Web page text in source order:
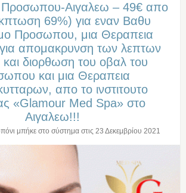
Προσωπου-Αιγαλεω – 49€ απο
69%) για εναν Βαθυ
Προσωπου, μια Θεραπεια
απομακρυνση των λεπτων
και διορθωση του οβαλ του
και μια Θεραπεια
απο το ινστιτουτο
«Glamour Med Spa» στο
Αιγαλεω!!!
μπήκε στο σύστημα στις 23 Δεκεμβρίου 2021